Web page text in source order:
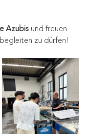
Azubis und freuen
zu dürfen!